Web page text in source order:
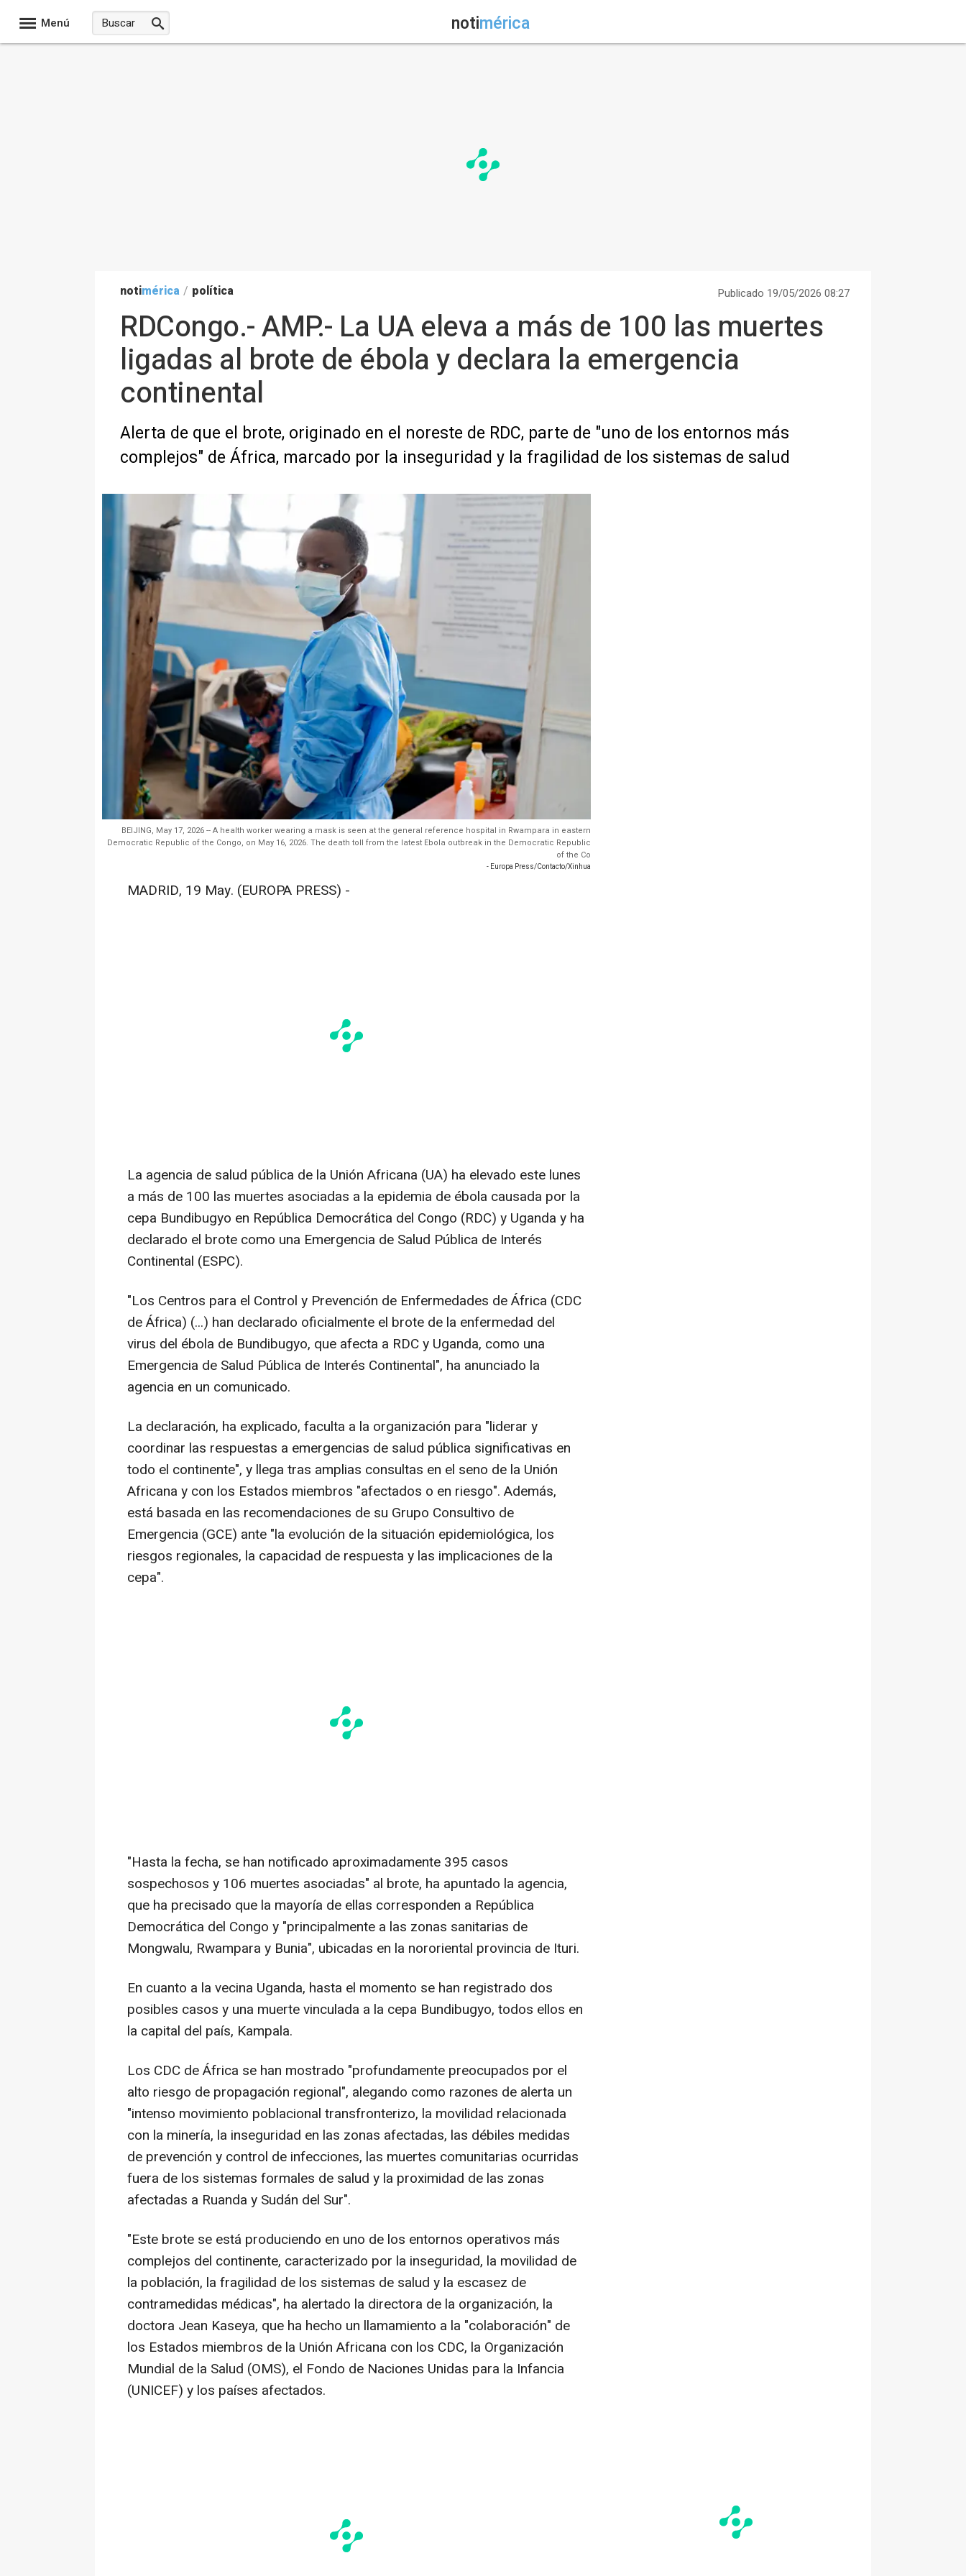
Menú notimérica
notimérica / política Publicado 19/05/2026 08:27
RDCongo.- AMP.- La UA eleva a más de 100 las muertes
ligadas al brote de ébola y declara la emergencia
continental
Alerta de que el brote, originado en el noreste de RDC, parte de "uno de los entornos más
complejos" de África, marcado por la inseguridad y la fragilidad de los sistemas de salud
BEIJING, May 17, 2026 -- A health worker wearing a mask is seen at the general reference hospital in Rwampara in eastern
Democratic Republic of the Congo, on May 16, 2026. The death toll from the latest Ebola outbreak in the Democratic Republic
of the Co
- Europa Press/Contacto/Xinhua
MADRID, 19 May. (EUROPA PRESS) -
La agencia de salud pública de la Unión Africana (UA) ha elevado este lunes
a más de 100 las muertes asociadas a la epidemia de ébola causada por la
cepa Bundibugyo en República Democrática del Congo (RDC) y Uganda y ha
declarado el brote como una Emergencia de Salud Pública de Interés
Continental (ESPC).
"Los Centros para el Control y Prevención de Enfermedades de África (CDC
de África) (...) han declarado oficialmente el brote de la enfermedad del
virus del ébola de Bundibugyo, que afecta a RDC y Uganda, como una
Emergencia de Salud Pública de Interés Continental", ha anunciado la
agencia en un comunicado.
La declaración, ha explicado, faculta a la organización para "liderar y
coordinar las respuestas a emergencias de salud pública significativas en
todo el continente", y llega tras amplias consultas en el seno de la Unión
Africana y con los Estados miembros "afectados o en riesgo". Además,
está basada en las recomendaciones de su Grupo Consultivo de
Emergencia (GCE) ante "la evolución de la situación epidemiológica, los
riesgos regionales, la capacidad de respuesta y las implicaciones de la
cepa".
"Hasta la fecha, se han notificado aproximadamente 395 casos
sospechosos y 106 muertes asociadas" al brote, ha apuntado la agencia,
que ha precisado que la mayoría de ellas corresponden a República
Democrática del Congo y "principalmente a las zonas sanitarias de
Mongwalu, Rwampara y Bunia", ubicadas en la nororiental provincia de Ituri.
En cuanto a la vecina Uganda, hasta el momento se han registrado dos
posibles casos y una muerte vinculada a la cepa Bundibugyo, todos ellos en
la capital del país, Kampala.
Los CDC de África se han mostrado "profundamente preocupados por el
alto riesgo de propagación regional", alegando como razones de alerta un
"intenso movimiento poblacional transfronterizo, la movilidad relacionada
con la minería, la inseguridad en las zonas afectadas, las débiles medidas
de prevención y control de infecciones, las muertes comunitarias ocurridas
fuera de los sistemas formales de salud y la proximidad de las zonas
afectadas a Ruanda y Sudán del Sur".
"Este brote se está produciendo en uno de los entornos operativos más
complejos del continente, caracterizado por la inseguridad, la movilidad de
la población, la fragilidad de los sistemas de salud y la escasez de
contramedidas médicas", ha alertado la directora de la organización, la
doctora Jean Kaseya, que ha hecho un llamamiento a la "colaboración" de
los Estados miembros de la Unión Africana con los CDC, la Organización
Mundial de la Salud (OMS), el Fondo de Naciones Unidas para la Infancia
(UNICEF) y los países afectados.